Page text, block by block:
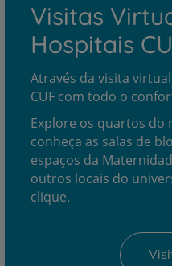
Visitas
Hospitais
Através da visita
CUF com todo o
Explore os quartos do
conheça as salas de
espaços da
outros locais do
clique.